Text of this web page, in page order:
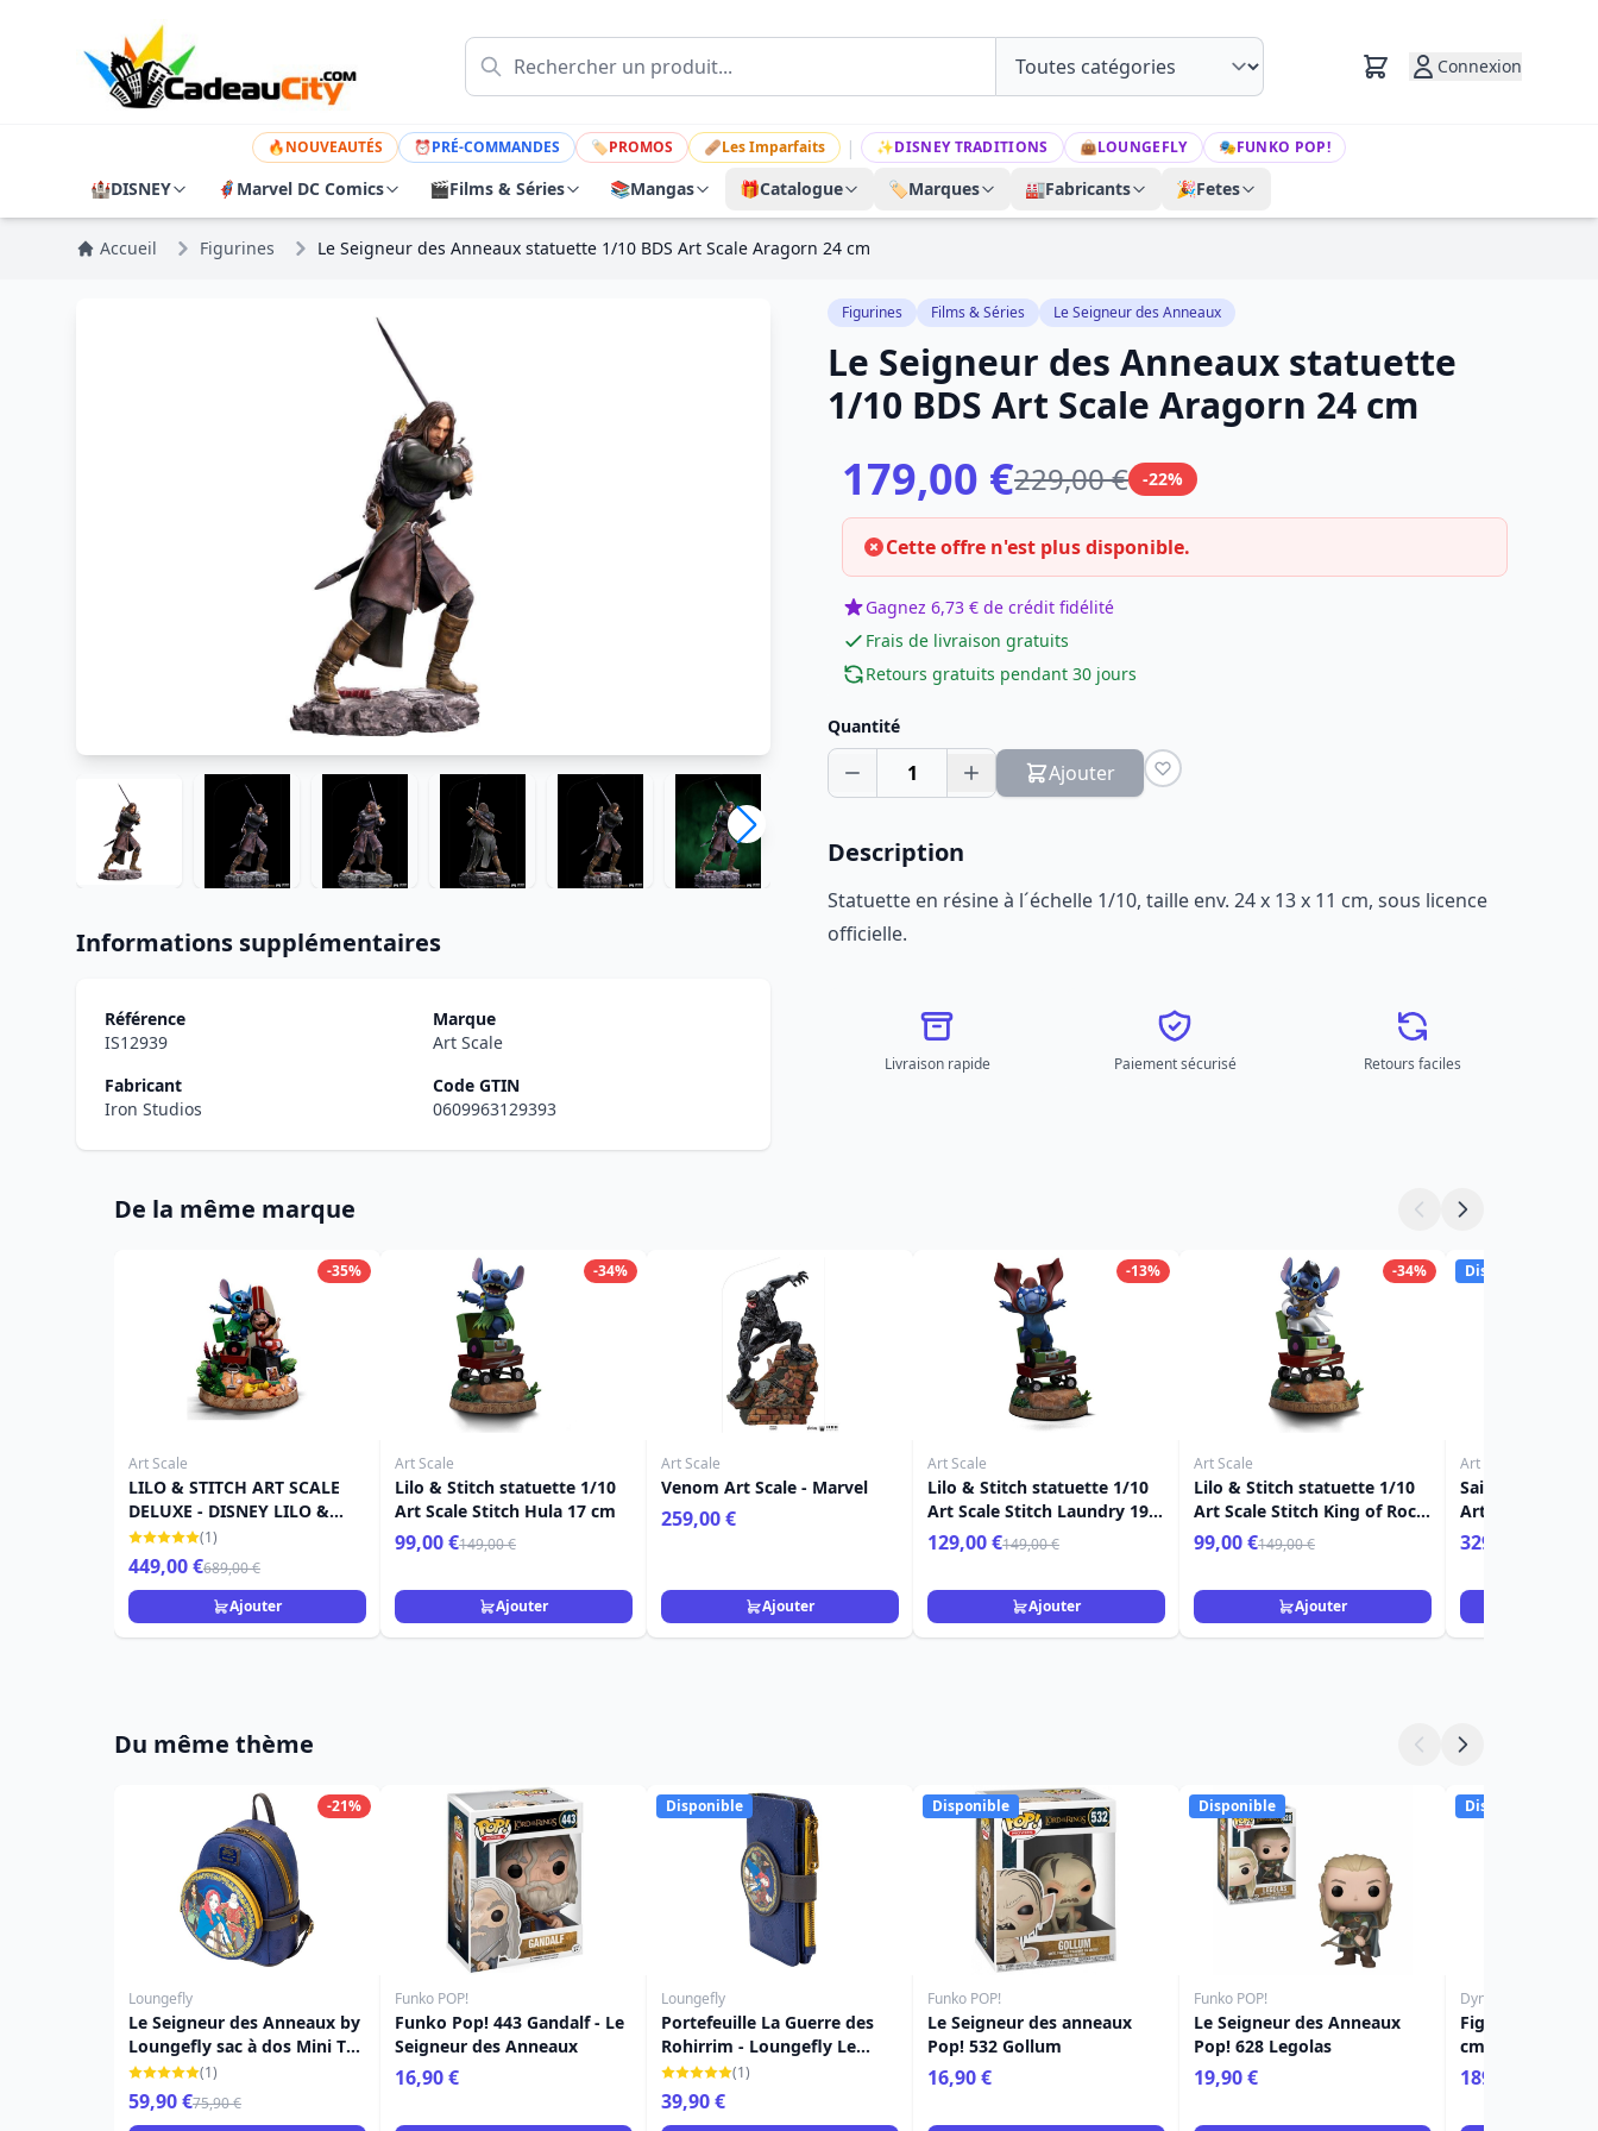
Connexion
🔥NOUVEAUTÉS ⏰PRÉ-COMMANDES 🏷PROMOS 🩹Les Imparfaits | ✨DISNEY TRADITIONS 👜LOUNGEFLY 🎭FUNKO POP!
🏰DISNEY 🦸 Marvel DC Comics 🎬Films & Séries 📚Mangas 🎁Catalogue 🏷️Marques 🏭Fabricants 🎉Fetes
Accueil Figurines Le Seigneur des Anneaux statuette 1/10 BDS Art Scale Aragorn 24 cm
Informations supplémentaires
Référence
IS12939
Marque
Art Scale
Fabricant
Iron Studios
Code GTIN
0609963129393
Figurines Films & Séries Le Seigneur des Anneaux
Le Seigneur des Anneaux statuette
1/10 BDS Art Scale Aragorn 24 cm
179,00 €229,00 € -22%
Cette offre n'est plus disponible.
Gagnez 6,73 € de crédit fidélité
Frais de livraison gratuits
Retours gratuits pendant 30 jours
Quantité
1 Ajouter
Description
Statuette en résine à l´échelle 1/10, taille env. 24 x 13 x 11 cm, sous licence
officielle.
Livraison rapide Paiement sécurisé Retours faciles
De la même marque
-35%
Art Scale
LILO & STITCH ART SCALE
DELUXE - DISNEY LILO &
STITCH
(1)
449,00 €689,00 €
Ajouter
-34%
Art Scale
Lilo & Stitch statuette 1/10
Art Scale Stitch Hula 17 cm
99,00 €149,00 €
Ajouter
Art Scale
Venom Art Scale - Marvel
259,00 €
Ajouter
-13%
Art Scale
Lilo & Stitch statuette 1/10
Art Scale Stitch Laundry 19
cm
129,00 €149,00 €
Ajouter
-34%
Art Scale
Lilo & Stitch statuette 1/10
Art Scale Stitch King of Rock
17 cm
99,00 €149,00 €
Ajouter
Disponible
Art Scale
Saint Seiya
Art Scale
23 cm
329,00 €
Du même thème
-21%
Loungefly
Le Seigneur des Anneaux by
Loungefly sac à dos Mini The
War of Rohirrim with Fanny
Pack
(1)
59,90 €75,90 €
Funko POP!
Funko Pop! 443 Gandalf - Le
Seigneur des Anneaux
16,90 €
Disponible
Loungefly
Portefeuille La Guerre des
Rohirrim - Loungefly Le
Seigneur des Anneaux
(1)
39,90 €
Disponible
Funko POP!
Le Seigneur des anneaux
Pop! 532 Gollum
16,90 €
Disponible
Funko POP!
Le Seigneur des Anneaux
Pop! 628 Legolas
19,90 €
Disponible
Dynamic Action
Figurine
cm à l'échelle 1/
Seigneur des
189,00 €